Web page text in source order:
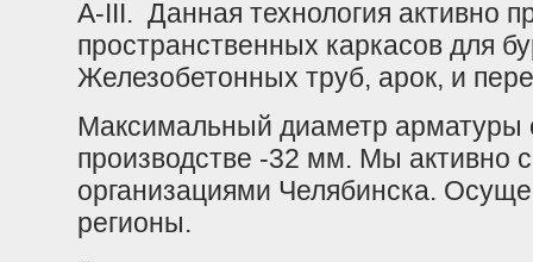
A-III. Данная технология активно
пространственных каркасов для
Железобетонных труб, арок, и
Максимальный диаметр
производстве -32 мм. Мы активно
организациями Челябинска.
регионы.